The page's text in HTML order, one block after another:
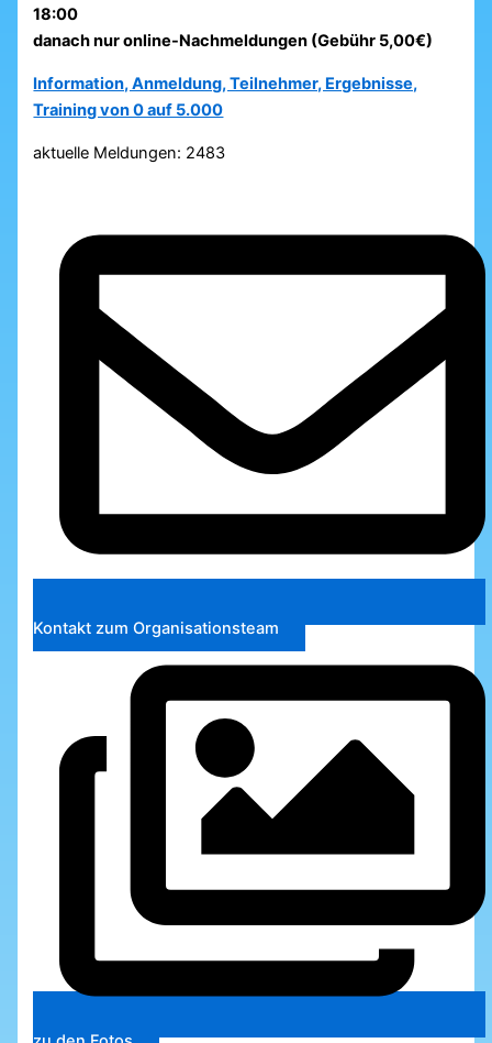
18:00
danach nur online-Nachmeldungen (Gebühr 5,00€)
Information, Anmeldung, Teilnehmer, Ergebnisse,
Training von 0 auf 5.000
aktuelle Meldungen: 2483
Kontakt zum Organisationsteam